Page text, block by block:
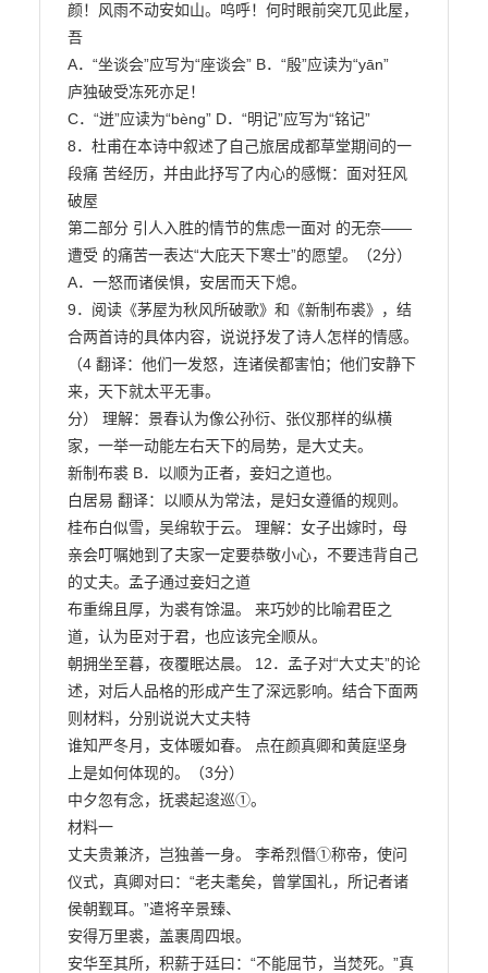
颜！风雨不动安如山。呜呼！何时眼前突兀见此屋，
吾
A．“坐谈会”应写为“座谈会” B．“殷”应读为“yān”
庐独破受冻死亦足！
C．“迸”应读为“bèng” D．“明记”应写为“铭记”
8．杜甫在本诗中叙述了自己旅居成都草堂期间的一
段痛 苦经历，并由此抒写了内心的感慨：面对狂风
破屋
第二部分 引人入胜的情节的焦虑一面对 的无奈——
遭受 的痛苦一表达“大庇天下寒士”的愿望。（2分）
A．一怒而诸侯惧，安居而天下熄。
9．阅读《茅屋为秋风所破歌》和《新制布裘》，结
合两首诗的具体内容，说说抒发了诗人怎样的情感。
（4 翻译：他们一发怒，连诸侯都害怕；他们安静下
来，天下就太平无事。
分） 理解：景春认为像公孙衍、张仪那样的纵横
家，一举一动能左右天下的局势，是大丈夫。
新制布裘 B．以顺为正者，妾妇之道也。
白居易 翻译：以顺从为常法，是妇女遵循的规则。
桂布白似雪，吴绵软于云。 理解：女子出嫁时，母
亲会叮嘱她到了夫家一定要恭敬小心，不要违背自己
的丈夫。孟子通过妾妇之道
布重绵且厚，为裘有馀温。 来巧妙的比喻君臣之
道，认为臣对于君，也应该完全顺从。
朝拥坐至暮，夜覆眠达晨。 12．孟子对“大丈夫”的论
述，对后人品格的形成产生了深远影响。结合下面两
则材料，分别说说大丈夫特
谁知严冬月，支体暖如春。 点在颜真卿和黄庭坚身
上是如何体现的。（3分）
中夕忽有念，抚裘起逡巡①。
材料一
丈夫贵兼济，岂独善一身。 李希烈僭①称帝，使问
仪式，真卿对曰：“老夫耄矣，曾掌国礼，所记者诸
侯朝觐耳。”遣将辛景臻、
安得万里裘，盖裹周四垠。
安华至其所，积薪于廷曰：“不能屈节，当焚死。”真